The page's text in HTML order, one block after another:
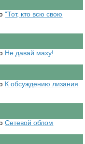
"Тот, кто всю свою
Не давай маху!
К обсуждению лизания
Сетевой облом